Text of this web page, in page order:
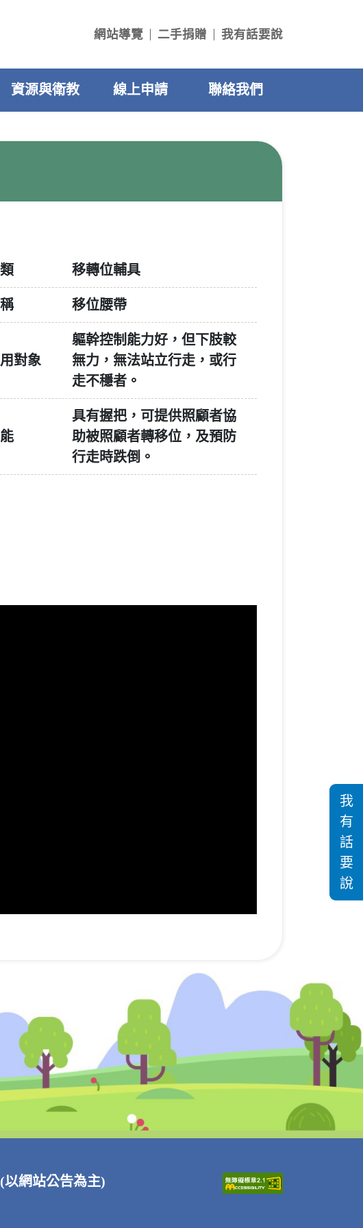
網站導覽 二手捐贈 我有話要說
資源與衛教 線上申請 聯絡我們
移轉位輔具
移位腰帶
對象
軀幹控制能力好，但下肢較
無力，無法站立行走，或行
走不穩者。
具有握把，可提供照顧者協
助被照顧者轉移位，及預防
行走時跌倒。
以網站公告為主)
我
有
話
要
說